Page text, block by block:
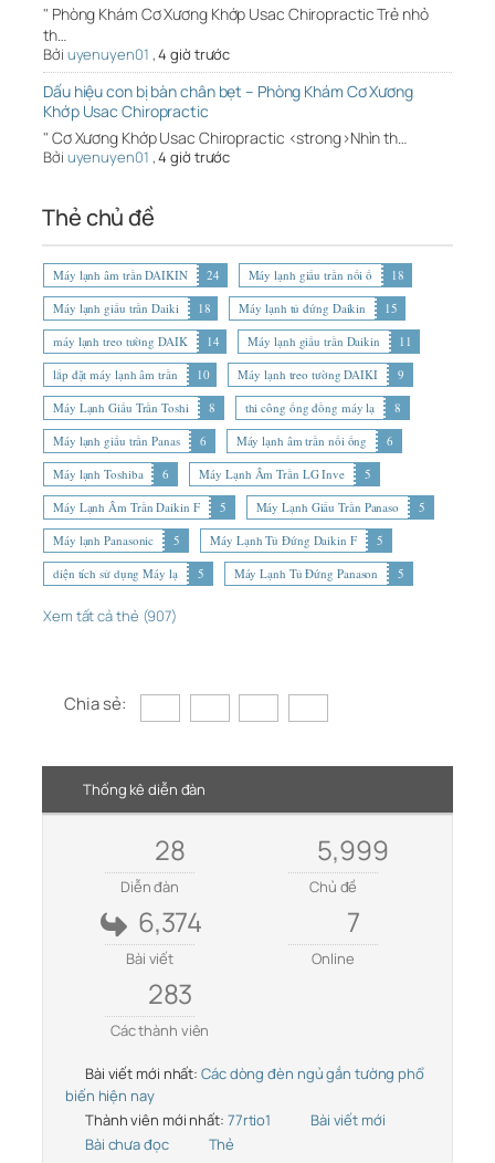
" Phòng Khám Cơ Xương Khớp Usac Chiropractic Trẻ nhỏ
th…
Bởi uyenuyen01 ,4 giờ trước
Dấu hiệu con bị bàn chân bẹt – Phòng Khám Cơ Xương
Khớp Usac Chiropractic
" Cơ Xương Khớp Usac Chiropractic <strong>Nhìn th…
Bởi uyenuyen01 ,4 giờ trước
Thẻ chủ đề
Máy lạnh âm trần DAIKIN 24 Máy lạnh giấu trần nối ố
18
Máy lạnh giấu trần Daiki
18 Máy lạnh tủ đứng Daikin
15
máy lạnh treo tường DAIK
14 Máy lạnh giấu trần Daikin
11
lắp đặt máy lạnh âm trần
10 Máy lạnh treo tường DAIKI
9
Máy Lạnh Giấu Trần Toshi
8 thi công ống đồng máy lạ
8
Máy lạnh giấu trần Panas
6 Máy lạnh âm trần nối ống
6
Máy lạnh Toshiba
6 Máy Lạnh Âm Trần LG Inve
5
Máy Lạnh Âm Trần Daikin F
5 Máy Lạnh Giấu Trần Panaso
5
Máy lạnh Panasonic
5 Máy Lạnh Tủ Đứng Daikin F
5
diện tích sử dụng Máy lạ
5 Máy Lạnh Tủ Đứng Panason 5
Xem tất cả thẻ (907)
Chia sẻ:
Thống kê diễn đàn
28
Diễn đàn
5,999
Chủ đề
6,374
Bài viết
7
Online
283
Các thành viên
Bài viết mới nhất: Các dòng đèn ngủ gắn tường phổ
biến hiện nay
Thành viên mới nhất: 77rtio1
Bài viết mới
Bài chưa đọc
Thẻ